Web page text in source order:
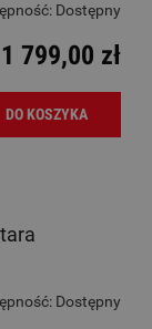
Dostępny
1 799,00 zł
DO KOSZYKA
Dostępny